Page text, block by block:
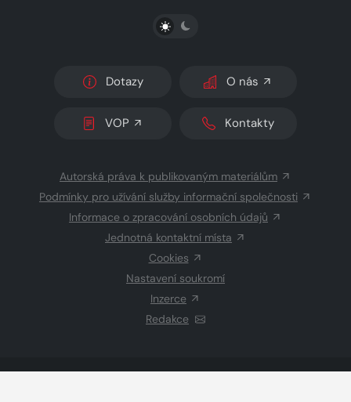
PŘEPNOUT SVĚTLÝ/TMAVÝ REŽIM
Dotazy O nás
VOP Kontakty
Autorská práva k publikovaným materiálům
Podmínky pro užívání služby informační společnosti
Informace o zpracování osobních údajů
Jednotná kontaktní místa
Cookies
Nastavení soukromí
Inzerce
Redakce